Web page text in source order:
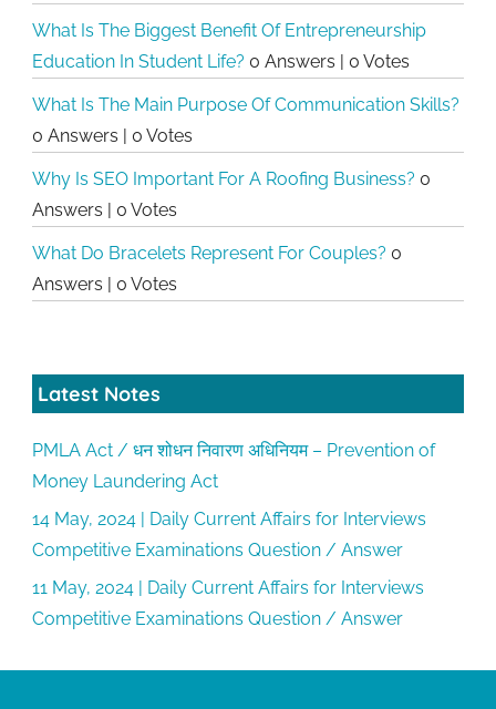
What Is The Biggest Benefit Of Entrepreneurship
Education In Student Life? 0 Answers 0 Votes
What Is The Main Purpose Of Communication Skills?
0 Answers
0 Votes
Why Is SEO Important For A Roofing Business? 0
Answers
0 Votes
What Do Bracelets Represent For Couples? 0
Answers
0 Votes
Latest Notes
PMLA Act / धन शोधन निवारण अधिनियम – Prevention of
Money Laundering Act
14 May, 2024 | Daily Current Affairs for Interviews
Competitive Examinations Question / Answer
11 May, 2024 | Daily Current Affairs for Interviews
Competitive Examinations Question / Answer